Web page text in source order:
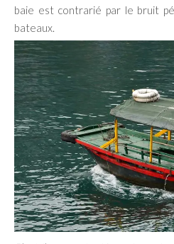
baie est contrarié par le bruit
bateaux.